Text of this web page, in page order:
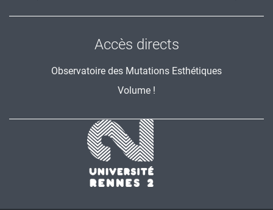
Accès directs
Observatoire des Mutations Esthétiques
Volume !